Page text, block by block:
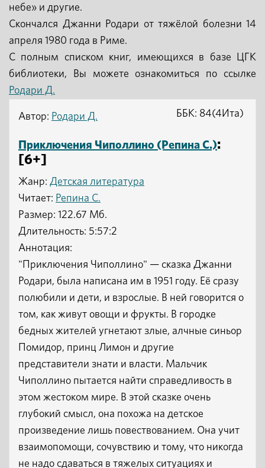
небе» и другие.
Скончался Джанни Родари от тяжёлой болезни 14
апреля 1980 года в Риме.
С полным списком книг, имеющихся в базе ЦГК
библиотеки, Вы можете ознакомиться по ссылке
Родари Д.
Автор: Родари Д.
Приключения Чиполлино (Репина С.):
[6+]
Жанр: Детская литература
Читает: Репина С.
ББК: 84(4Ита)
Размер: 122.67 Мб.
Длительность: 5:57:2
Аннотация:
"Приключения Чиполлино" — сказка Джанни
Родари, была написана им в 1951 году. Её сразу
полюбили и дети, и взрослые. В ней говорится о
том, как живут овощи и фрукты. В городке
бедных жителей угнетают злые, алчные синьор
Помидор, принц Лимон и другие
представители знати и власти. Мальчик
Чиполлино пытается найти справедливость в
этом жестоком мире. В этой сказке очень
глубокий смысл, она похожа на детское
произведение лишь повествованием. Она учит
взаимопомощи, сочувствию и тому, что никогда
не надо сдаваться в тяжелых ситуациях и